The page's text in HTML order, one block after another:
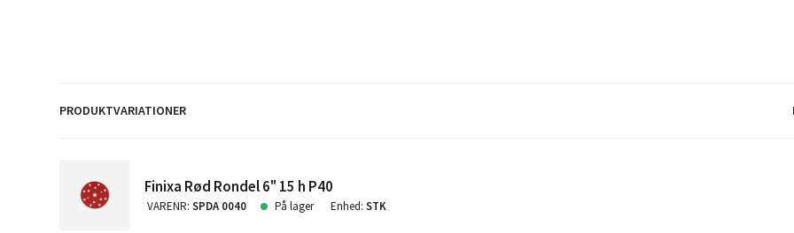
PRODUKTVARIATIONER
Finixa Rød Rondel 6" 15 h P40
VARENR:SPDA 0040 På lager Enhed:STK